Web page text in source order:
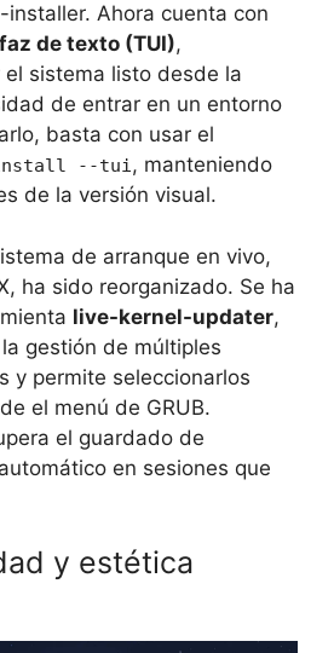
Ahora cuenta con
de texto (TUI),
sistema listo desde la
de entrar en un entorno
basta con usar el
--tui, manteniendo
de la versión visual.
de arranque en vivo,
ha sido reorganizado. Se ha
live-kernel-updater,
gestión de múltiples
y permite seleccionarlos
el menú de GRUB.
el guardado de
en sesiones que
y estética